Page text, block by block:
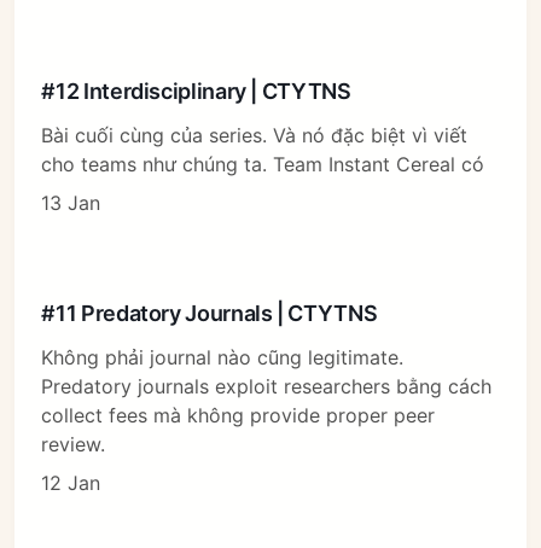
#12 Interdisciplinary | CTYTNS
Bài cuối cùng của series. Và nó đặc biệt vì viết
cho teams như chúng ta. Team Instant Cereal có
13 Jan
#11 Predatory Journals | CTYTNS
Không phải journal nào cũng legitimate.
Predatory journals exploit researchers bằng cách
collect fees mà không provide proper peer
review.
12 Jan